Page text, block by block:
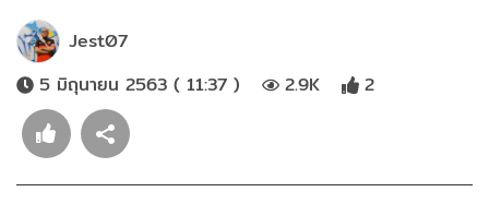
Jest07
5 มิถุนายน 2563 ( 11:37 )
2.9K 2